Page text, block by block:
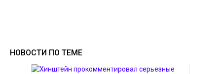
НОВОСТИ ПО ТЕМЕ